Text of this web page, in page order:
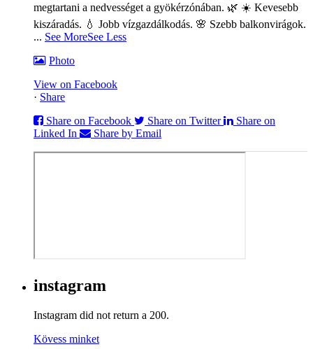
megtartani a nedvességet a gyökérzónában. 🌿 ☀️ Kevesebb
kiszáradás. 💧 Jobb vízgazdálkodás. 🌸 Szebb balkonvirágok.
... See MoreSee Less
Photo
View on Facebook
· Share
Share on Facebook
Share on Twitter
Share on
Linked In
Share by Email
instagram
Instagram did not return a 200.
Kövess minket